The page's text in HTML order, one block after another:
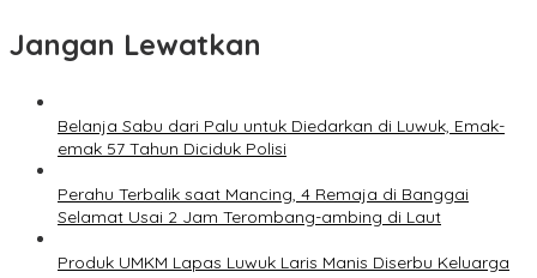
Jangan Lewatkan
Belanja Sabu dari Palu untuk Diedarkan di Luwuk, Emak-
emak 57 Tahun Diciduk Polisi
Perahu Terbalik saat Mancing, 4 Remaja di Banggai
Selamat Usai 2 Jam Terombang-ambing di Laut
Produk UMKM Lapas Luwuk Laris Manis Diserbu Keluarga